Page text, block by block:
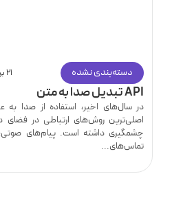
دسته‌بندی نشده ۲۱ بهمن, ۱۴۰۴
API تبدیل صدا به متن
در سال‌های اخیر، استفاده از صدا به
اصلی‌ترین روش‌های ارتباطی در فضای
چشمگیری داشته است. پیام‌های
تماس‌های...